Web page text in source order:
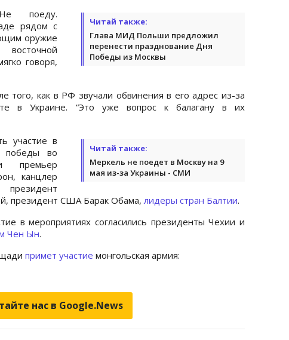
Читай также:
Глава МИД Польши предложил
перенести празднование Дня
Победы из Москвы
поеду.
рядом с
оружие
говоря,
того, как в РФ звучали обвинения в его адрес из-за
в Украине. “Это уже вопрос к балагану в их
Читай также:
Меркель не поедет в Москву на 9
мая из-за Украины - СМИ
участие в
победы во
премьер
, канцлер
президент
, президент США Барак Обама, лидеры стран Балтии.
в мероприятиях согласились президенты Чехии и
Чен Ын.
примет участие монгольская армия:
нас в Google.News